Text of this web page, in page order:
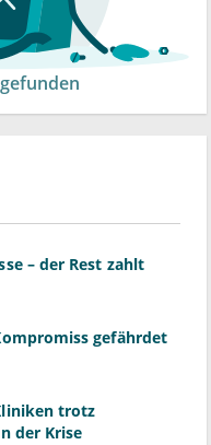
– der Rest zahlt
gefährdet
trotz
der Krise